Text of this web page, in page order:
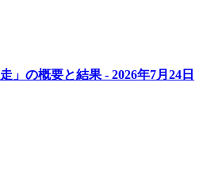
」の概要と結果 - 2026年7月24日